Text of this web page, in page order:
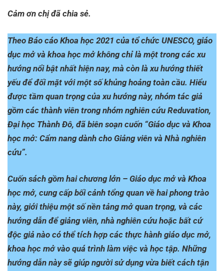
Cảm ơn chị đã chia sẻ.
Theo Báo cáo Khoa học 2021 của tổ chức UNESCO, giáo
dục mở và khoa học mở không chỉ là một trong các xu
hướng nổi bật nhất hiện nay, mà còn là xu hướng thiết
yếu để đối mặt với một số khủng hoảng toàn cầu. Hiểu
được tầm quan trọng của xu hướng này, nhóm tác giả
gồm các thành viên trong nhóm nghiên cứu Reduvation,
Đại học Thành Đô, đã biên soạn cuốn “Giáo dục và Khoa
học mở: Cẩm nang dành cho Giảng viên và Nhà nghiên
cứu”.
Cuốn sách gồm hai chương lớn – Giáo dục mở và Khoa
học mở, cung cấp bối cảnh tổng quan về hai phong trào
này, giới thiệu một số nền tảng mở quan trọng, và các
hướng dẫn để giảng viên, nhà nghiên cứu hoặc bất cứ
độc giả nào có thể tích hợp các thực hành giáo dục mở,
khoa học mở vào quá trình làm việc và học tập. Những
hướng dẫn này sẽ giúp người sử dụng vừa biết cách tận